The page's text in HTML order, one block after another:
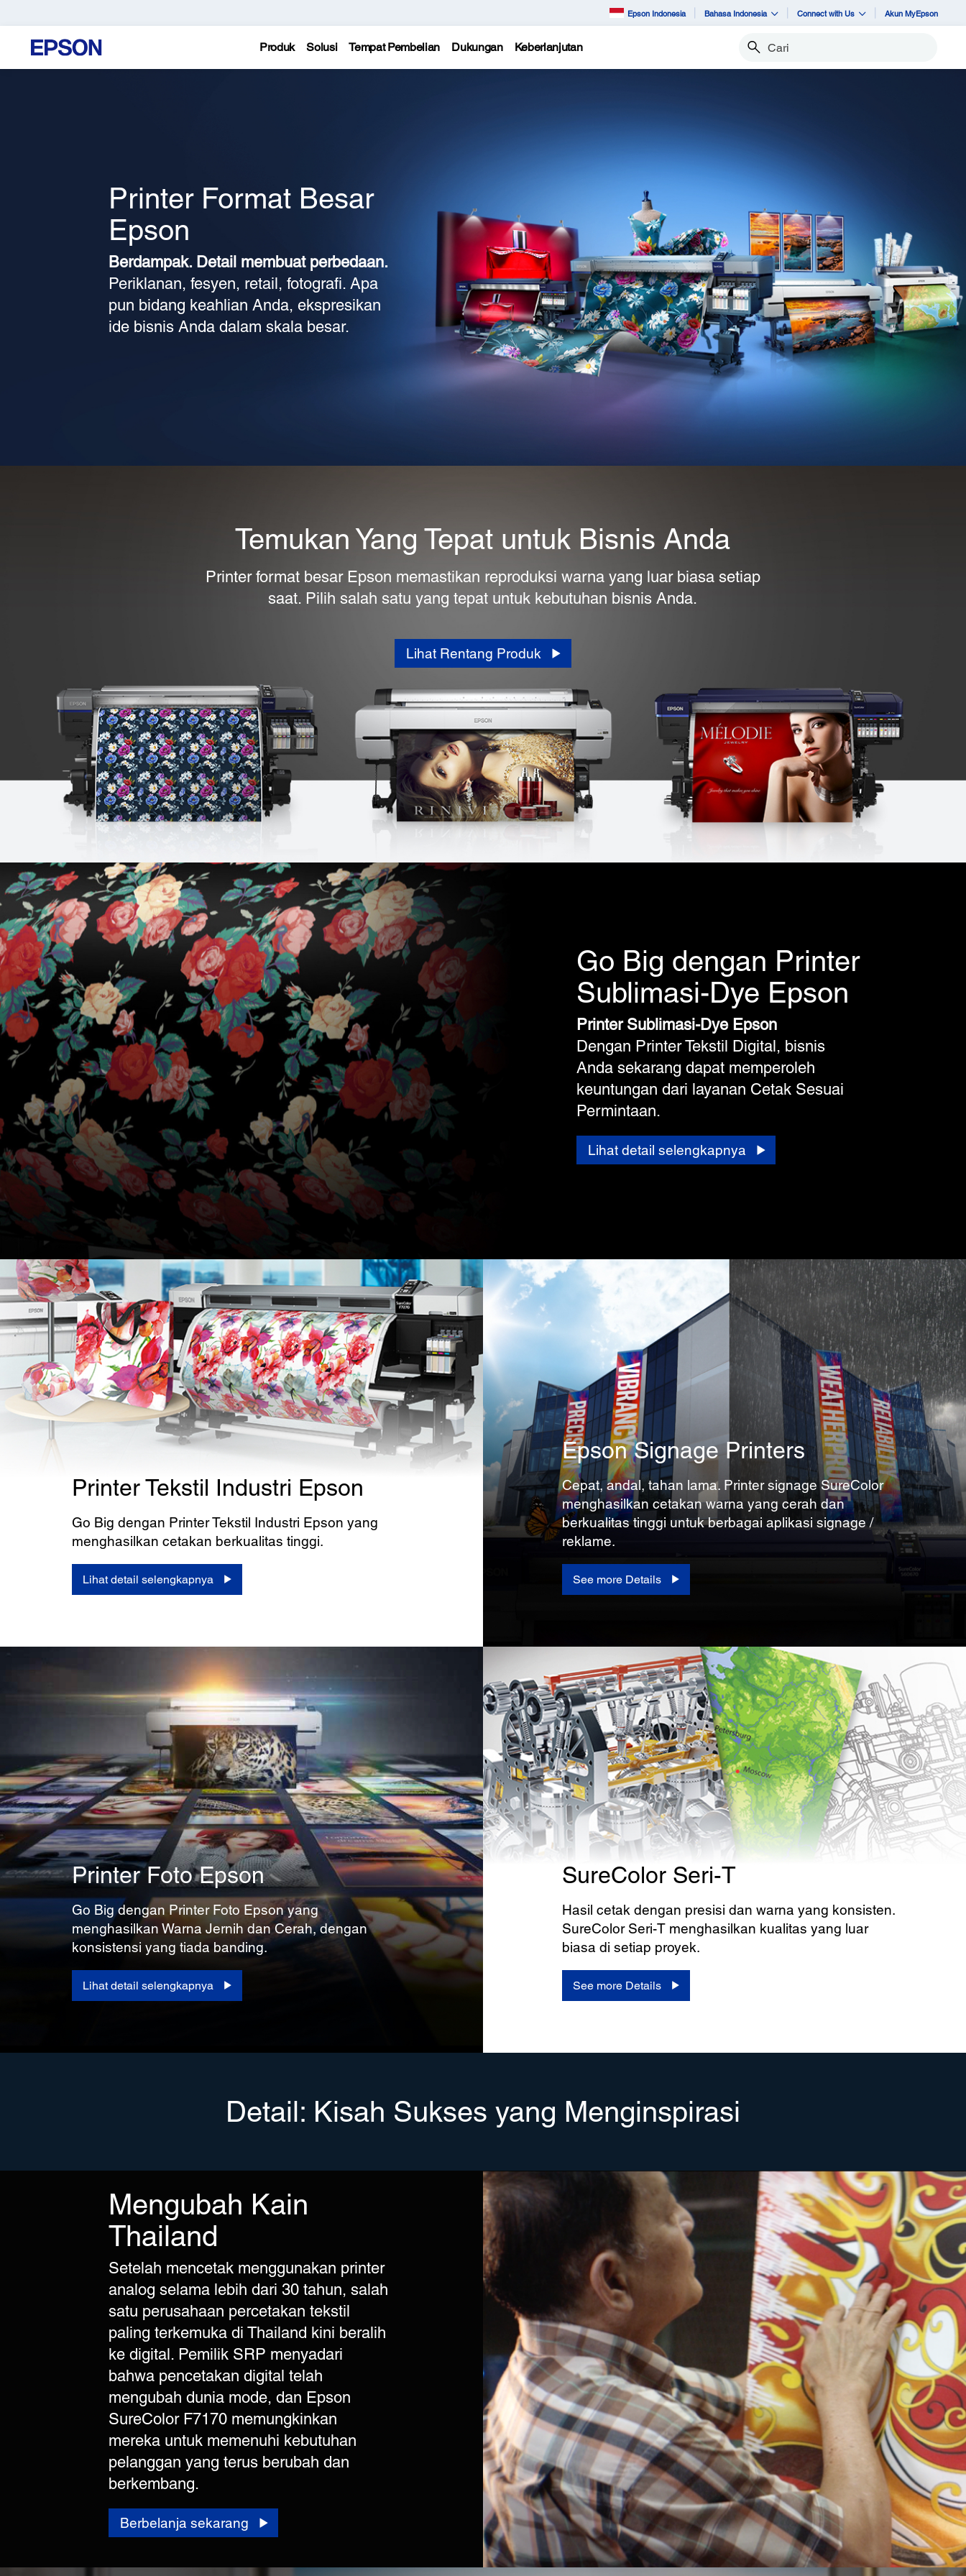
Epson Indonesia Bahasa Indonesia Connect with Us Akun MyEpson
Produk Solusi Tempat Pembelian Dukungan Keberlanjutan Cari
Printer Format Besar
Epson
Berdampak. Detail membuat perbedaan.
Periklanan, fesyen, retail, fotografi. Apa
pun bidang keahlian Anda, ekspresikan
ide bisnis Anda dalam skala besar.
Temukan Yang Tepat untuk Bisnis Anda
Printer format besar Epson memastikan reproduksi warna yang luar biasa setiap
saat. Pilih salah satu yang tepat untuk kebutuhan bisnis Anda.
Lihat Rentang Produk
Go Big dengan Printer
Sublimasi-Dye Epson
Printer Sublimasi-Dye Epson
Dengan Printer Tekstil Digital, bisnis
Anda sekarang dapat memperoleh
keuntungan dari layanan Cetak Sesuai
Permintaan.
Lihat detail selengkapnya
Printer Tekstil Industri Epson
Go Big dengan Printer Tekstil Industri Epson yang
menghasilkan cetakan berkualitas tinggi.
Lihat detail selengkapnya
Epson Signage Printers
Cepat, andal, tahan lama. Printer signage SureColor
menghasilkan cetakan warna yang cerah dan
berkualitas tinggi untuk berbagai aplikasi signage /
reklame.
See more Details
Printer Foto Epson
Go Big dengan Printer Foto Epson yang
menghasilkan Warna Jernih dan Cerah, dengan
konsistensi yang tiada banding.
Lihat detail selengkapnya
SureColor Seri-T
Hasil cetak dengan presisi dan warna yang konsisten.
SureColor Seri-T menghasilkan kualitas yang luar
biasa di setiap proyek.
See more Details
Detail: Kisah Sukses yang Menginspirasi
Mengubah Kain
Thailand
Setelah mencetak menggunakan printer
analog selama lebih dari 30 tahun, salah
satu perusahaan percetakan tekstil
paling terkemuka di Thailand kini beralih
ke digital. Pemilik SRP menyadari
bahwa pencetakan digital telah
mengubah dunia mode, dan Epson
SureColor F7170 memungkinkan
mereka untuk memenuhi kebutuhan
pelanggan yang terus berubah dan
berkembang.
Berbelanja sekarang